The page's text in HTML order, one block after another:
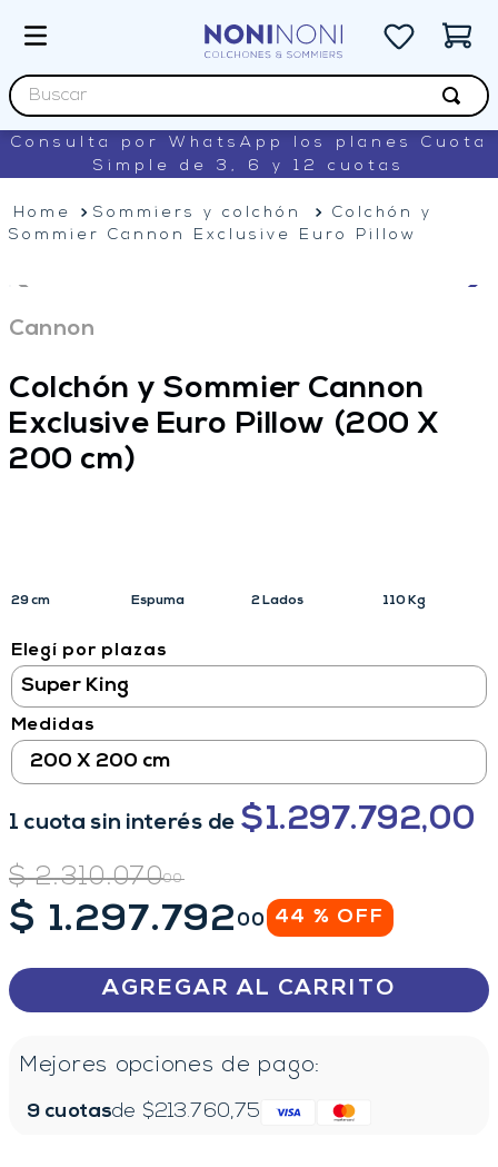
Buscar
Consulta por WhatsApp los planes Cuota
Simple de 3, 6 y 12 cuotas
Sommiers y colchón
Colchón y
Sommier Cannon Exclusive Euro Pillow
Cannon
Colchón y Sommier Cannon
Exclusive Euro Pillow (200 X
200 cm)
29 cm Espuma 2 Lados 110 Kg
Medidas
200 X 200 cm
Elegí por plazas
1 cuota sin interés de $1.297.792,00
$ 2.310.07000
$ 1.297.792 00 44 % OFF
AGREGAR AL CARRITO
Mejores opciones de pago:
9 cuotasde $213.760,75
TÉRMINOS MÁS BUSCADOS
2.
colchon